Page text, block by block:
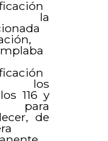
la
los
116 y
para
de